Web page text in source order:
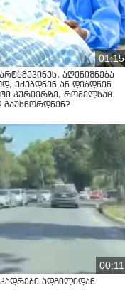
01:15
აღენიშნება
ეძებდნენ ან დებდნენ
კურიერზე, რომელსაც
00:11
კადრები ადგილიდან